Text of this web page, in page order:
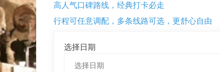
高人气口碑路线，经典打卡必走
行程可任意调配，多条线路可选，更舒心自由
选择日期